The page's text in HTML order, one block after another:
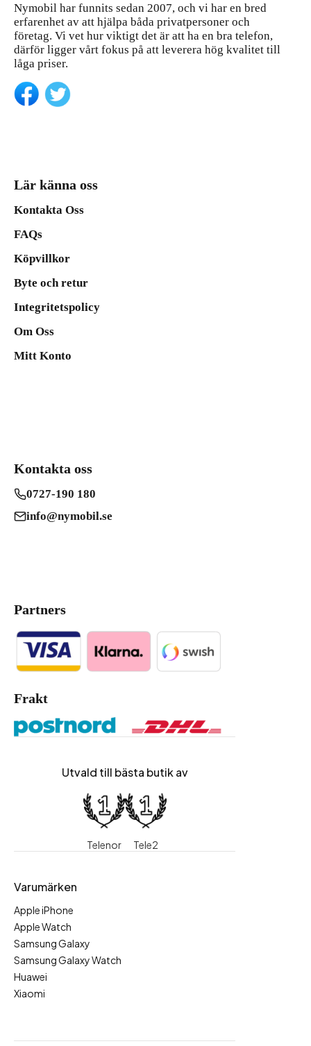
Nymobil har funnits sedan 2007, och vi har en bred
erfarenhet av att hjälpa båda privatpersoner och
företag. Vi vet hur viktigt det är att ha en bra telefon,
därför ligger vårt fokus på att leverera hög kvalitet till
låga priser.
Lär känna oss
Kontakta Oss
FAQs
Köpvillkor
Byte och retur
Integritetspolicy
Om Oss
Mitt Konto
Kontakta oss
0727-190 180
info@nymobil.se
Partners
Frakt
Utvald till bästa butik av
Telenor Tele2
Varumärken
Apple iPhone
Apple Watch
Samsung Galaxy
Samsung Galaxy Watch
Huawei
Xiaomi